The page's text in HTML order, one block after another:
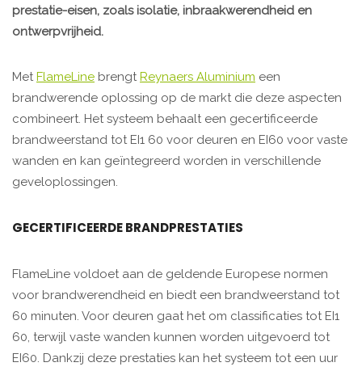
prestatie-eisen, zoals isolatie, inbraakwerendheid en
ontwerpvrijheid.
Met FlameLine brengt Reynaers Aluminium een
brandwerende oplossing op de markt die deze aspecten
combineert. Het systeem behaalt een gecertificeerde
brandweerstand tot EI1 60 voor deuren en EI60 voor vaste
wanden en kan geïntegreerd worden in verschillende
geveloplossingen.
GECERTIFICEERDE BRANDPRESTATIES
FlameLine voldoet aan de geldende Europese normen
voor brandwerendheid en biedt een brandweerstand tot
60 minuten. Voor deuren gaat het om classificaties tot EI1
60, terwijl vaste wanden kunnen worden uitgevoerd tot
EI60. Dankzij deze prestaties kan het systeem tot een uur